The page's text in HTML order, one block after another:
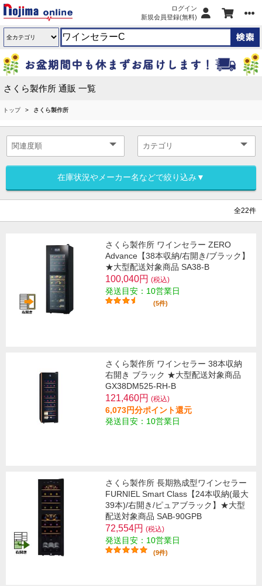
ログイン
新規会員登録(無料)
さくら製作所 通販 一覧
トップ さくら製作所
在庫状況やメーカー名などで絞り込み▼
全22件
さくら製作所 ワインセラー ZERO
Advance【38本収納/右開き/ブラック】
★大型配送対象商品 SA38-B
100,040円 (税込)
発送目安：10営業日
(5件)
さくら製作所 ワインセラー 38本収納
右開き ブラック ★大型配送対象商品
GX38DM525-RH-B
121,460円 (税込)
6,073円分ポイント還元
発送目安：10営業日
さくら製作所 長期熟成型ワインセラー
FURNIEL Smart Class【24本収納(最大
39本)/右開き/ピュアブラック】★大型
配送対象商品 SAB-90GPB
72,554円 (税込)
発送目安：10営業日
(9件)